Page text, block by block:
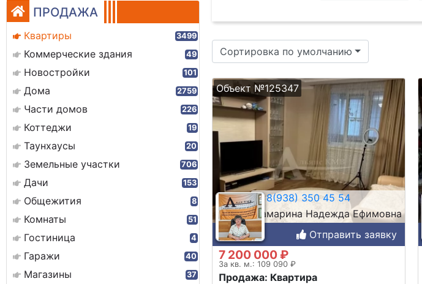
ПРОДАЖА
Квартиры 3499
Коммерческие здания 49
Новостройки 101
Дома 2759
Части домов 226
Коттеджи 19
Таунхаусы 20
Земельные участки 706
Дачи 153
Общежития 8
Комнаты 51
Гостиница 4
Гаражи 40
Магазины 37
Сортировка по умолчанию
Объект №125347
8(938) 350 45 54
Самарина Надежда Ефимовна
Отправить заявку
7 200 000 ₽
За кв. м.: 109 090 ₽
Продажа: Квартира